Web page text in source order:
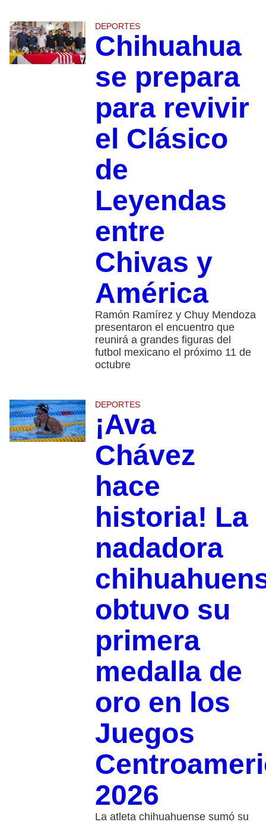
DEPORTES
Chihuahua
se prepara
para revivir
el Clásico
de
Leyendas
entre
Chivas y
América
Ramón Ramírez y Chuy Mendoza
presentaron el encuentro que
reunirá a grandes figuras del
futbol mexicano el próximo 11 de
octubre
DEPORTES
¡Ava
Chávez
hace
historia! La
nadadora
obtuvo su
primera
medalla de
oro en los
Juegos
2026
La atleta chihuahuense sumó su